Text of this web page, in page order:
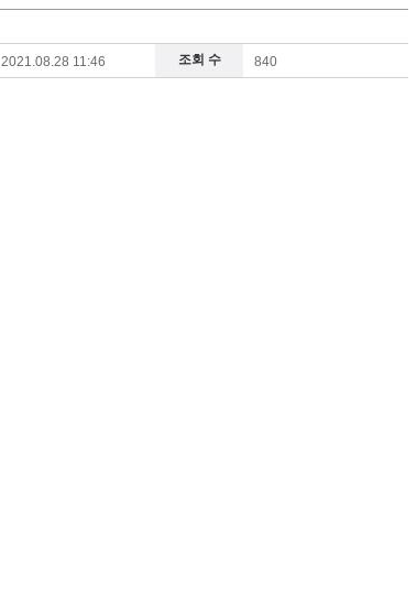
2021.08.28 11:46 조회 수 840